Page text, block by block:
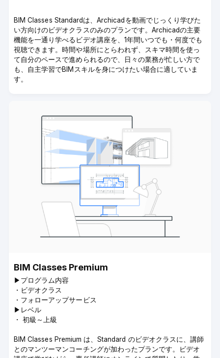
BIM Classes Standardは、Archicadを動画でじっくり学びた
い方向けのビデオクラスのみのプランです。Archicadの主要
機能を一通り学べるビデオ講座を、1年間いつでも・何度でも
視聴できます。時間や場所にとらわれず、スキマ時間を使っ
て自分のペースで進められるので、日々の業務が忙しい方で
も、自主学習でBIMスキルを身につけたい場合に適していま
す。
BIM Classes Premium
▶︎プログラム内容
・ビデオクラス
・フォローアップサービス
▶︎レベル
・ 初級～上級
BIM Classes Premium は、Standard のビデオクラスに、講師
とのマンツーマンコーチングが加わったプランです。ビデオ